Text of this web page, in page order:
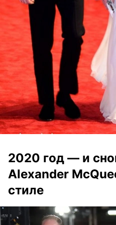
2020 год — и
Alexander
стиле